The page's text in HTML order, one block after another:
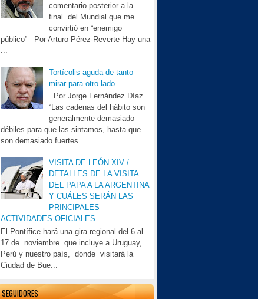
comentario posterior a la
final del Mundial que me
convirtió en “enemigo
público” Por Arturo Pérez-Reverte Hay una
Tortícolis aguda de tanto
mirar para otro lado
Por Jorge Fernández Díaz
“Las cadenas del hábito son
generalmente demasiado
débiles para que las sintamos, hasta que
son demasiado fuertes...
VISITA DE LEÓN XIV /
DETALLES DE LA VISITA
DEL PAPA A LA ARGENTINA
Y CUÁLES SERÁN LAS
PRINCIPALES
ACTIVIDADES OFICIALES
El Pontífice hará una gira regional del 6 al
17 de noviembre que incluye a Uruguay,
Perú y nuestro país, donde visitará la
Ciudad de Bue...
SEGUIDORES